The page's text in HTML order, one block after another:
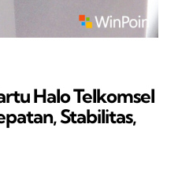
Halo Telkomsel
Stabilitas,